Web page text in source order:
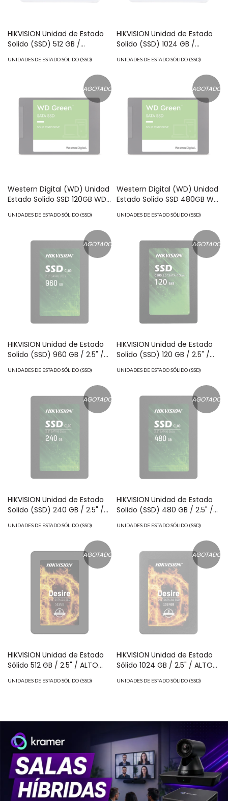
HIKVISION Unidad de Estado
Solido (SSD) 512 GB /
Especializado para
Videovigilancia / 2.5" / Alto
Performance / Uso 24/7 /
Compatible con Todos los
DVR´s y NVR´s epcom /
HiLook y HIKVISION MOD:
V310-512G-SSD
UNIDADES DE ESTADO SÓLIDO (SSD)
HIKVISION Unidad de Estado
Solido (SSD) 1024 GB /
Especializado para
Videovigilancia / 2.5" / Alto
Performance / / Uso 24/7 /
Compatible con Todos los
DVR´s y NVR´s epcom /
HiLook y HIKVISION MOD:
V310-1024G-SSD
UNIDADES DE ESTADO SÓLIDO (SSD)
AGOTADO
Western Digital (WD) Unidad
Estado Solido SSD 120GB WD
Green MOD: WDS120G2G0A
UNIDADES DE ESTADO SÓLIDO (SSD)
AGOTADO
Western Digital (WD) Unidad
Estado Solido SSD 480GB WD
Green MOD: WDS480G2G0A
UNIDADES DE ESTADO SÓLIDO (SSD)
AGOTADO
HIKVISION Unidad de Estado
Solido (SSD) 960 GB / 2.5" /
Para PC de Oficina o Tareas
Básicas MOD: HS-SSD-
UNIDADES DE ESTADO SÓLIDO (SSD)
AGOTADO
HIKVISION Unidad de Estado
Solido (SSD) 120 GB / 2.5" /
Para PC de Oficina o Tareas
Basicas MOD: HS-SSD-
UNIDADES DE ESTADO SÓLIDO (SSD)
AGOTADO
HIKVISION Unidad de Estado
Solido (SSD) 240 GB / 2.5" /
Para PC de Oficina o Tareas
Basicas MOD: HS-SSD-
UNIDADES DE ESTADO SÓLIDO (SSD)
AGOTADO
HIKVISION Unidad de Estado
Solido (SSD) 480 GB / 2.5" /
Para PC de Oficina o Tareas
Básicas MOD: HS-SSD-
UNIDADES DE ESTADO SÓLIDO (SSD)
AGOTADO
HIKVISION Unidad de Estado
Sólido 512 GB / 2.5" / ALTO
PERFORMANCE / Para Gaming
y PC Trabajo Pesado MOD:
UNIDADES DE ESTADO SÓLIDO (SSD)
AGOTADO
HIKVISION Unidad de Estado
Sólido 1024 GB / 2.5" / ALTO
PERFORMANCE / Para Gaming
y PC Trabajo Pesado MOD:
UNIDADES DE ESTADO SÓLIDO (SSD)